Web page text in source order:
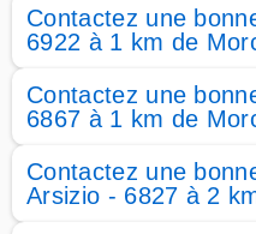
Contactez une
6922 à 1 km de
Contactez une
6867 à 1 km de
Contactez une
Arsizio - 6827 à 2